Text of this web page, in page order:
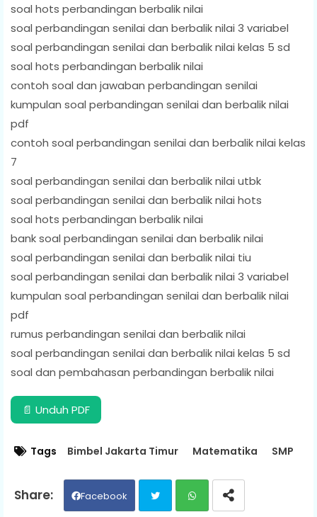
soal hots perbandingan berbalik nilai
soal perbandingan senilai dan berbalik nilai 3 variabel
soal perbandingan senilai dan berbalik nilai kelas 5 sd
soal hots perbandingan berbalik nilai
contoh soal dan jawaban perbandingan senilai
kumpulan soal perbandingan senilai dan berbalik nilai
pdf
contoh soal perbandingan senilai dan berbalik nilai kelas
7
soal perbandingan senilai dan berbalik nilai utbk
soal perbandingan senilai dan berbalik nilai hots
soal hots perbandingan berbalik nilai
bank soal perbandingan senilai dan berbalik nilai
soal perbandingan senilai dan berbalik nilai tiu
soal perbandingan senilai dan berbalik nilai 3 variabel
kumpulan soal perbandingan senilai dan berbalik nilai
pdf
rumus perbandingan senilai dan berbalik nilai
soal perbandingan senilai dan berbalik nilai kelas 5 sd
soal dan pembahasan perbandingan berbalik nilai
📄 Unduh PDF
Tags Bimbel Jakarta Timur Matematika SMP
Facebook